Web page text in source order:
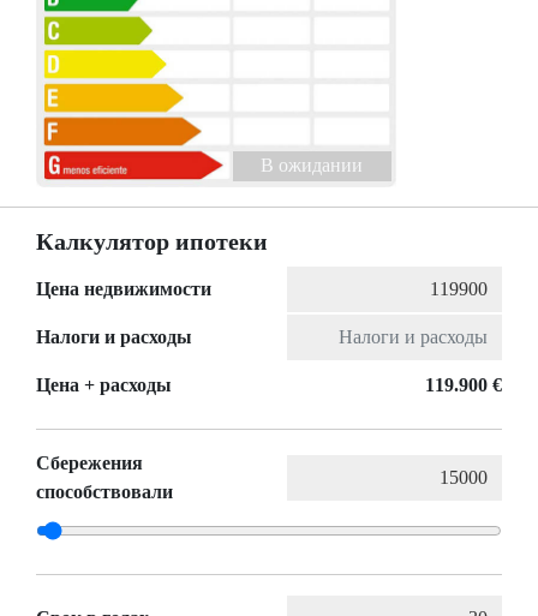
B ожидании
Калкулятор ипотеки
Цена недвижимости
Налоги и расходы
Цена + расходы 119.900 €
Сбережения
способствовали